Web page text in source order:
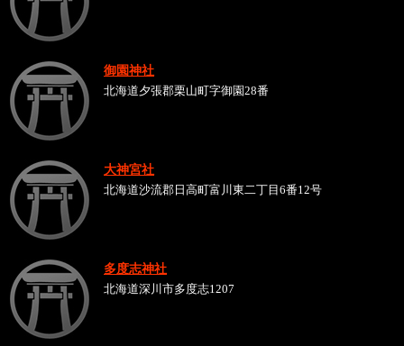
御園神社
北海道夕張郡栗山町字御園28番
大神宮社
北海道沙流郡日高町富川東二丁目6番12号
多度志神社
北海道深川市多度志1207